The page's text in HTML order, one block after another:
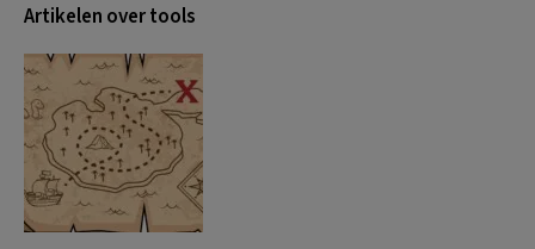
Artikelen over tools